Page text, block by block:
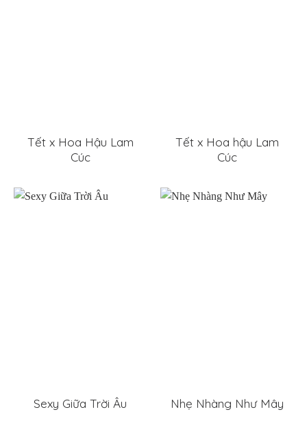
Tết x Hoa Hậu Lam
Cúc
Tết x Hoa hậu Lam
Cúc
Sexy Giữa Trời Âu Nhẹ Nhàng Như Mây